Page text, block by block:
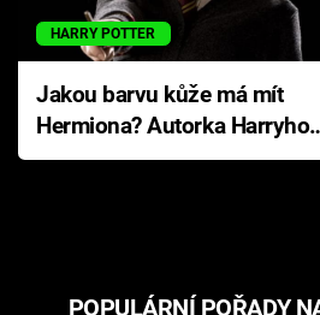
HARRY POTTER
Jakou barvu kůže má mít
Hermiona? Autorka Harryho
Pottera přišla s ráznou
POPULÁRNÍ POŘADY